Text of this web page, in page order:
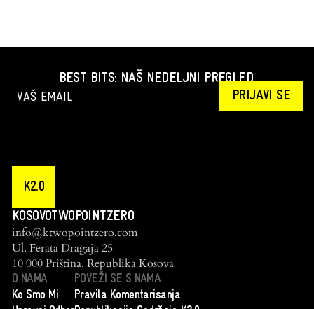
BEST BITS: NAŠ NEDELJNI PREGLED.
PRIJAVI SE
K2.0
KOSOVOTWOPOINTZERO
info@ktwopointzero.com
Ul. Ferata Dragaja 25
10 000 Priština, Republika Kosova
O NAMA
Ko Smo Mi
POVEŽI SE S NAMA
Pravila Komentarisanja